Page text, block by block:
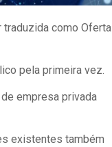
como Oferta
pela primeira vez.
empresa privada
existentes também